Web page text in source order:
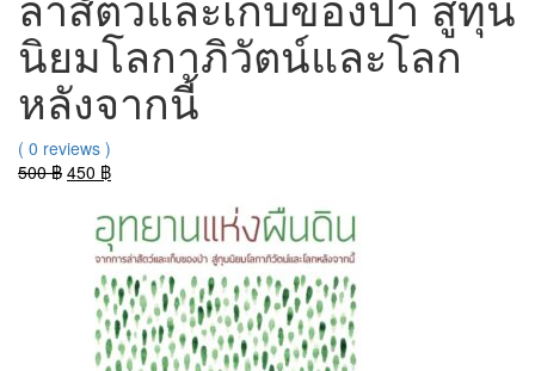
นิยมโลกาภิวัตน์และโลก
หลังจากนี้
( 0 reviews )
500฿ Original
was:
500 ฿.
450 ฿Current
is:
450 ฿.